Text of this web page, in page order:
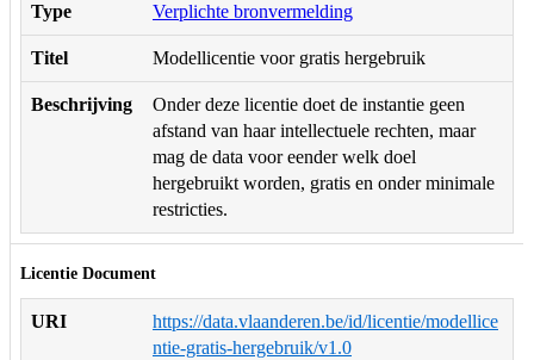
Type Verplichte bronvermelding
Titel Modellicentie voor gratis hergebruik
Beschrijving
Onder deze licentie doet de instantie geen
afstand van haar intellectuele rechten, maar
mag de data voor eender welk doel
hergebruikt worden, gratis en onder minimale
restricties.
Licentie Document
URI
https://data.vlaanderen.be/id/licentie/modellice
ntie-gratis-hergebruik/v1.0